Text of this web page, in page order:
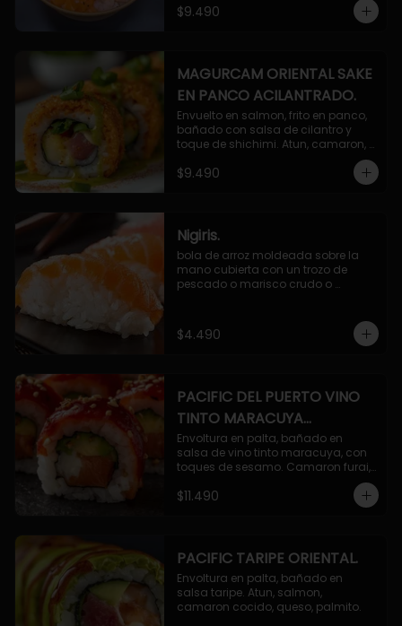
$9.490
MAGURCAM ORIENTAL SAKE
EN PANCO ACILANTRADO.
Envuelto en salmon, frito en panco,
bañado con salsa de cilantro y
toque de shichimi. Atun, camaron,
$9.490
Nigiris.
bola de arroz moldeada sobre la
mano cubierta con un trozo de
pescado o marisco crudo o
$4.490
PACIFIC DEL PUERTO VINO
TINTO MARACUYA
ORIENTAL.
Envoltura en palta, bañado en
salsa de vino tinto maracuya, con
toques de sesamo. Camaron furai,
$11.490
PACIFIC TARIPE ORIENTAL.
Envoltura en palta, bañado en
salsa taripe. Atun, salmon,
camaron cocido, queso, palmito.